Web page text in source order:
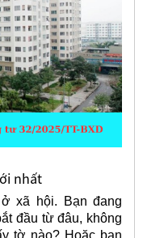
nhất
xã hội. Bạn đang
đầu từ đâu, không
tờ nào? Hoặc bạn